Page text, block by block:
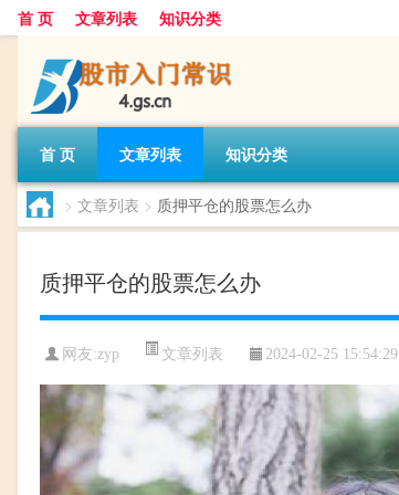
首 页 文章列表 知识分类
首 页 文章列表 知识分类
> 文章列表 > 质押平仓的股票怎么办
质押平仓的股票怎么办
网友:zyp 文章列表 2024-02-25 15:54:29